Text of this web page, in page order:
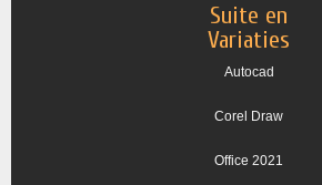
Suite en
Variaties
Autocad
Corel Draw
Office 2021